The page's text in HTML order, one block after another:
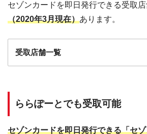
セゾンカードを即日発行できる受取
（2020年3月現在）あります。
受取店舗一覧
トリー
ポロファクトリー三条館１Ｆ
ーカワトク カー
岩手県盛岡市菜園１ｰ１０ｰ１ パ
ららぽーとでも受取可能
セゾンカードを即日発行できる「セ